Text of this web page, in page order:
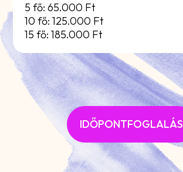
5 fő: 65.000 Ft
10 fő: 125.000 Ft
15 fő: 185.000 Ft
IDŐPONTFOGLALÁS